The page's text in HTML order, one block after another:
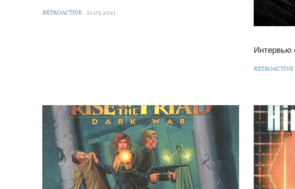
RETROACTIVE 21.03.2021
RETROACTIVE